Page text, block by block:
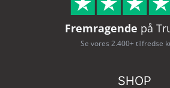
Fremragende på
Se vores 2.400+ tilfredse
SHOP